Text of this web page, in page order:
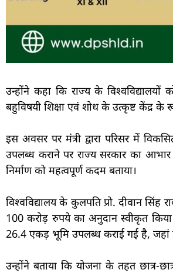
उन्होंने कहा कि राज्य के विश्वविद्यालयों
बहुविषयी शिक्षा एवं शोध के उत्कृष्ट केंद्र के
इस अवसर पर मंत्री द्वारा परिसर में
उपलब्ध कराने पर राज्य सरकार का
निर्माण को महत्वपूर्ण कदम बताया।
विश्वविद्यालय के कुलपति प्रो. दीवान सिंह
100 करोड़ रुपये का अनुदान स्वीकृत किया
26.4 एकड़ भूमि उपलब्ध कराई गई है, जहां
उन्होंने बताया कि योजना के तहत छात्र-